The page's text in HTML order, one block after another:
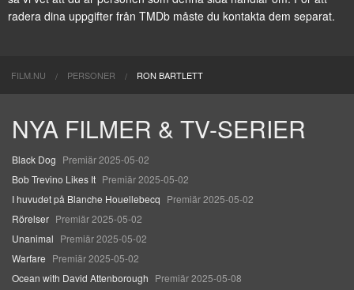
radera dina uppgifter från TMDb måste du kontakta dem separat.
FILM.NU PERSONER RON BARTLETT
NYA FILMER & TV-SERIER
Black Dog Premiär 2025-05-02
Bob Trevino Likes It Premiär 2025-05-02
I huvudet på Blanche Houellebecq Premiär 2025-05-02
Rörelser Premiär 2025-05-02
Unanimal Premiär 2025-05-02
Warfare Premiär 2025-05-02
Ocean with David Attenborough Premiär 2025-05-08